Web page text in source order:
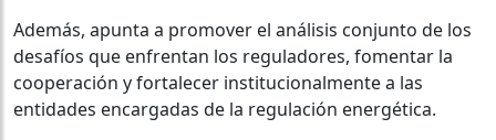
Además, apunta a promover el análisis conjunto de los
desafíos que enfrentan los reguladores, fomentar la
cooperación y fortalecer institucionalmente a las
entidades encargadas de la regulación energética.